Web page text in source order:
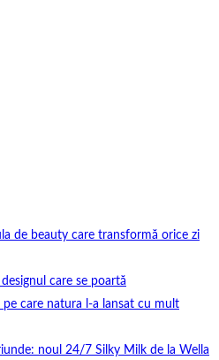
de beauty care transformă orice zi
care se poartă
care natura l-a lansat cu mult
noul 24/7 Silky Milk de la Wella